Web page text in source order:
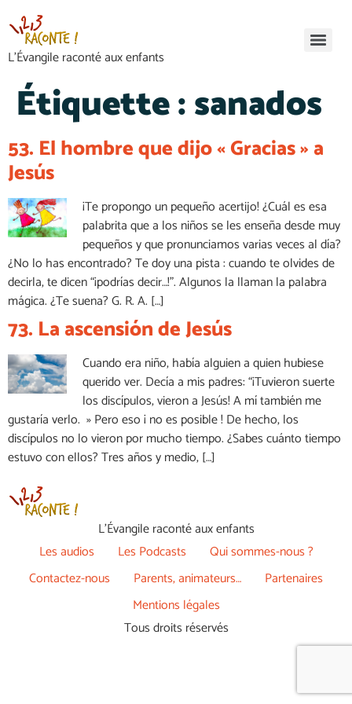
L’Évangile raconté aux enfants
Étiquette :sanados
53. El hombre que dijo « Gracias » a
Jesús
¡Te propongo un pequeño acertijo! ¿Cuál es esa
palabrita que a los niños se les enseña desde muy
pequeños y que pronunciamos varias veces al día?
¿No lo has encontrado? Te doy una pista : cuando te olvides de
decirla, te dicen “¡podrías decir…!”. Algunos la llaman la palabra
mágica. ¿Te suena? G. R. A. […]
73. La ascensión de Jesús
Cuando era niño, había alguien a quien hubiese
querido ver. Decía a mis padres: “¡Tuvieron suerte
los discípulos, vieron a Jesús! A mí también me
gustaría verlo. » Pero eso ¡ no es posible ! De hecho, los
discípulos no lo vieron por mucho tiempo. ¿Sabes cuánto tiempo
estuvo con ellos? Tres años y medio, […]
L’Évangile raconté aux enfants
Les audios
Les Podcasts
Qui sommes-nous ?
Contactez-nous
Parents, animateurs…
Partenaires
Mentions légales
Tous droits réservés